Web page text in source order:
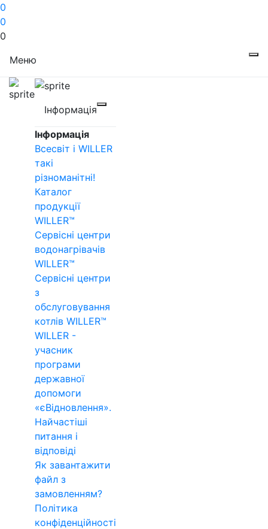
0
0
0
Меню
Інформація
Інформація
Всесвіт і WILLER
такі
різноманітні!
Каталог
продукції
WILLER™
Сервісні центри
водонагрівачів
WILLER™
Сервісні центри
з
обслуговування
котлів WILLER™
WILLER -
учасник
програми
державної
допомоги
«єВідновлення».
Найчастіші
питання і
відповіді
Як завантажити
файл з
замовленням?
Політика
конфіденційності